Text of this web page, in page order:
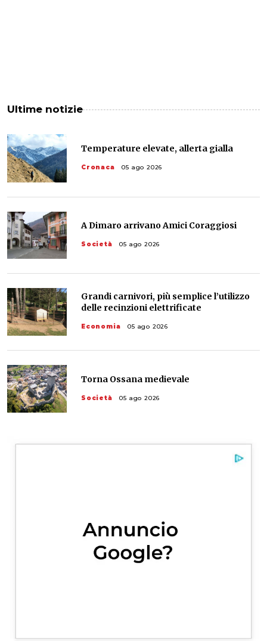
Ultime notizie
Temperature elevate, allerta gialla
Cronaca 05 ago 2026
A Dimaro arrivano Amici Coraggiosi
Società 05 ago 2026
Grandi carnivori, più semplice l’utilizzo
delle recinzioni elettrificate
Economia 05 ago 2026
Torna Ossana medievale
Società 05 ago 2026